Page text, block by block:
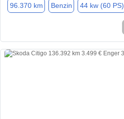
96.370 km Benzin 44 kw (60 PS)